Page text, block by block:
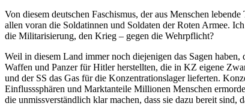
Von diesem deutschen Faschismus, der aus Menschen
allen voran die Soldatinnen und Soldaten der Roten Armee.
die Militarisierung, den Krieg – gegen die Wehrpflicht?
Weil in diesem Land immer noch diejenigen das Sagen
Waffen und Panzer für Hitler herstellten, die in KZ eigene
und der SS das Gas für die Konzentrationslager lieferten.
Einflusssphären und Marktanteile Millionen Menschen
die unmissverständlich klar machen, dass sie dazu bereit sind,